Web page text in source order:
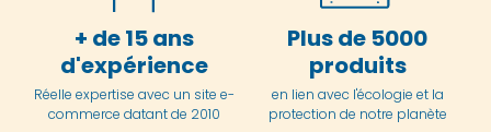
+ de 15 ans
d'expérience
Réelle expertise avec un site e-
commerce datant de 2010
Plus de 5000
produits
en lien avec l'écologie et la
protection de notre planète